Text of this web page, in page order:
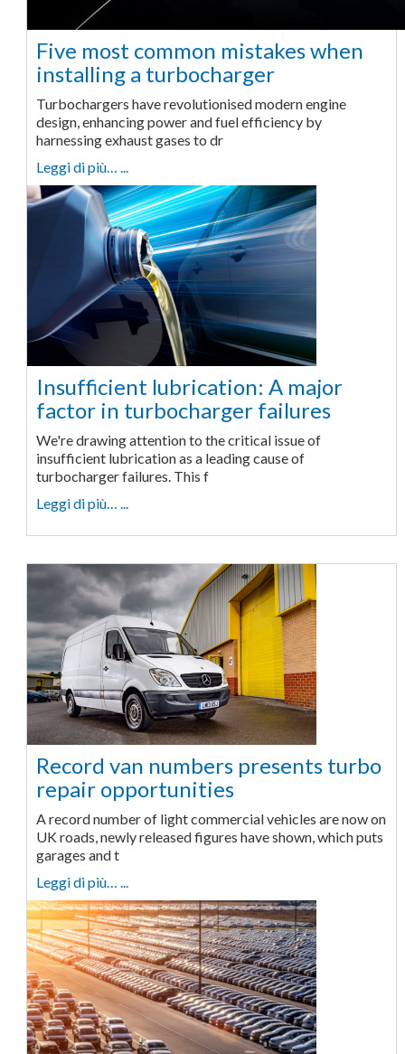
Five most common mistakes when
installing a turbocharger
Turbochargers have revolutionised modern engine
design, enhancing power and fuel efficiency by
harnessing exhaust gases to dr
Leggi di più… ...
Insufficient lubrication: A major
factor in turbocharger failures
We're drawing attention to the critical issue of
insufficient lubrication as a leading cause of
turbocharger failures. This f
Leggi di più… ...
Record van numbers presents turbo
repair opportunities
A record number of light commercial vehicles are now on
UK roads, newly released figures have shown, which puts
garages and t
Leggi di più… ...